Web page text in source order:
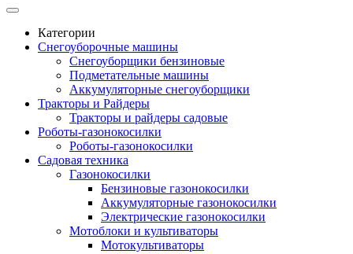
Категории
Снегоуборочные машины
Снегоуборщики бензиновые
Подметательные машины
Аккумуляторные снегоуборщики
Тракторы и Райдеры
Тракторы и райдеры садовые
Роботы-газонокосилки
Роботы-газонокосилки
Садовая техника
Газонокосилки
Бензиновые газонокосилки
Аккумуляторные газонокосилки
Электрические газонокосилки
Мотоблоки и культиваторы
Мотокультиваторы